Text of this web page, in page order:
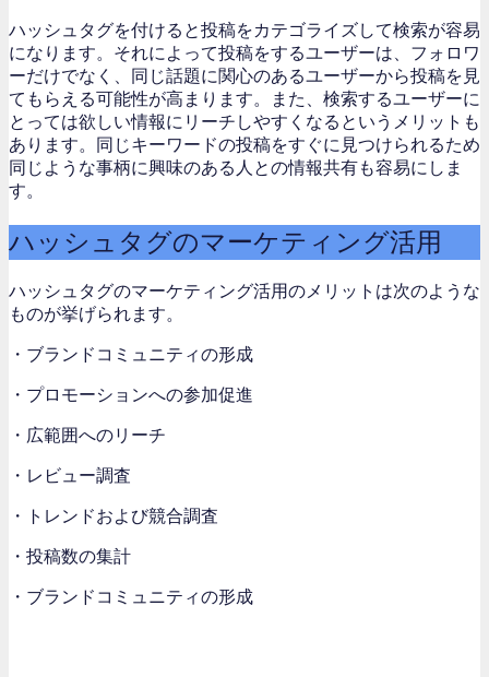
ハッシュタグを付けると投稿をカテゴライズして検索が容易
になります。それによって投稿をするユーザーは、フォロワ
ーだけでなく、同じ話題に関心のあるユーザーから投稿を見
てもらえる可能性が高まります。また、検索するユーザーに
とっては欲しい情報にリーチしやすくなるというメリットも
あります。同じキーワードの投稿をすぐに見つけられるため
同じような事柄に興味のある人との情報共有も容易にしま
す。
ハッシュタグのマーケティング活用
ハッシュタグのマーケティング活用のメリットは次のような
ものが挙げられます。
・ブランドコミュニティの形成
・プロモーションへの参加促進
・広範囲へのリーチ
・レビュー調査
・トレンドおよび競合調査
・投稿数の集計
・ブランドコミュニティの形成